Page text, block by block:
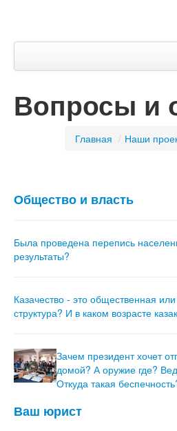
Тема номера
Объявления
О нас
Вопросы и
Главная / Наши
Общество и власть
Была проведена перепись
результаты?
Казачество - это общественная
структура? И в каком возрасте
Зачем президент хочет
домой? А оружие где?
Откуда такая
Ваш юрист